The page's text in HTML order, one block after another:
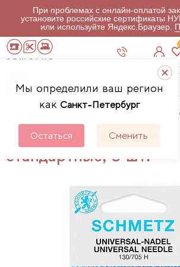
При проблемах с онлайн-оплатой
установите российские сертификаты
или используйте Яндекс.Браузер.
Мы определили ваш регион
как Санкт-Петербург
Остаться Сменить
Аксессуары для
Иглы Schmetz № 75,
стандартные, 5 шт.